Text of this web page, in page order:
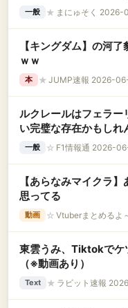
一般 ★ まにゅそく
【キングダム】の河
ｗｗ
本 ★ JUMP速報 2026-
ルクレールはフェラー
い完璧な存在かもしれ
一般 ☆ F1情報通 2026-
【あらなみマイクラ
思ってる
動画 ☆ Vtuberまとめる
東雲うみ、Tiktokでケ
（※動画あり）
Text ★ ラビット速報